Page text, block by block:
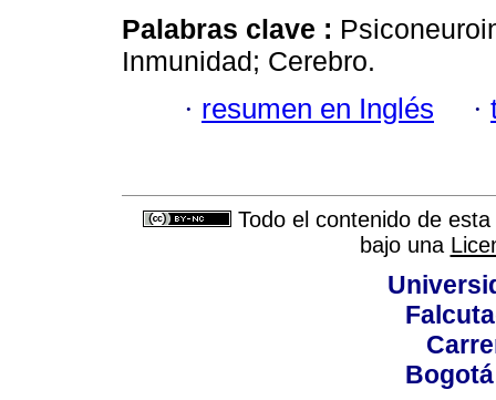
Palabras clave :
Inmunidad; Cerebro.
· resumen en Inglés ·
Todo el contenido de
bajo una